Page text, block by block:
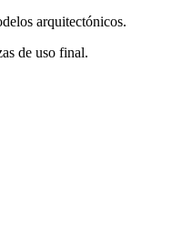
arquitectónicos.
de uso final.